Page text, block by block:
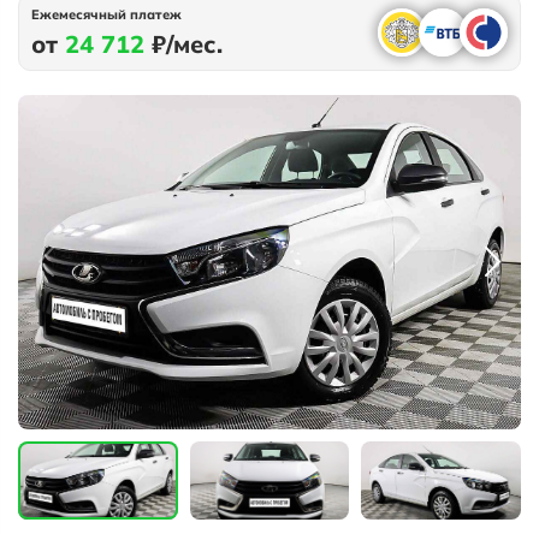
Ежемесячный платеж
от 24 712 ₽/мес.